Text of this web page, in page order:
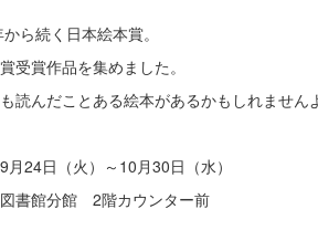
ら続く日本絵本賞。
受賞作品を集めました。
読んだことある絵本があるかもしれません
月24日（火）～10月30日（水）
書館分館 2階カウンター前